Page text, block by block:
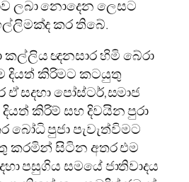
ලබා නොදෙන ලෙසට
කර තිබේ.
ඥනසාර හිමි බේරා
දියත් කිරිමට කටයුතු
සදහා පෝස්ටර්,සමාජ
කිරිම් සහ දිවයින පුරා
පුජා පැවැත්විමට
කරමින් සිටින අතර එම
පසුගිය සමයේ ජාතිවාදය